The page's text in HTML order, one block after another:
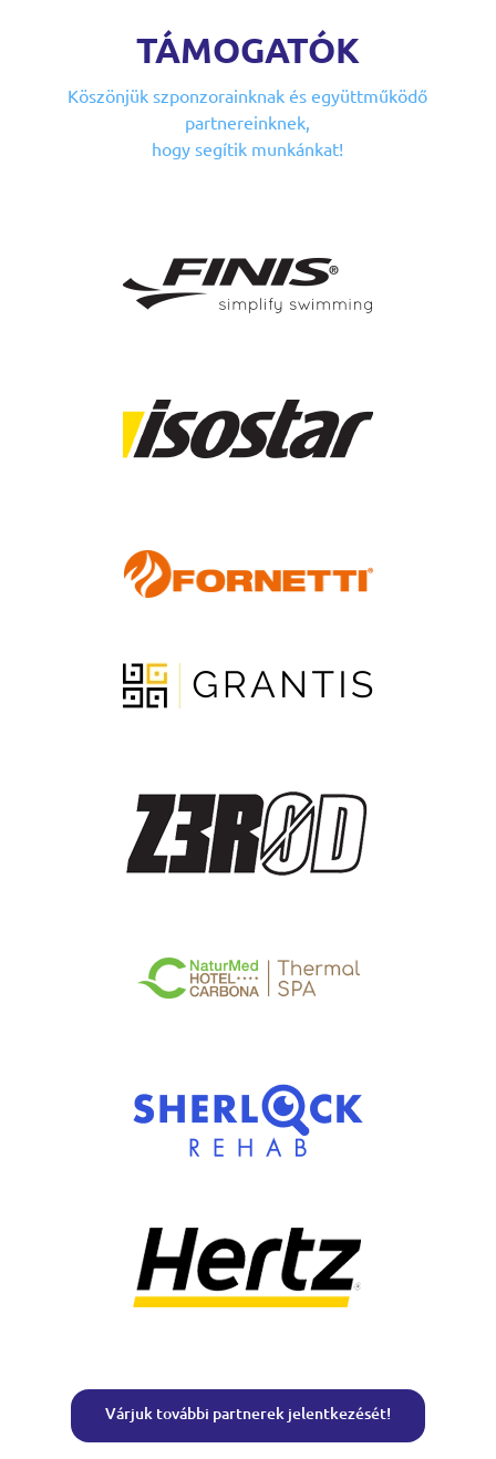
TÁMOGATÓK
Köszönjük szponzorainknakés együttműködő
partnereinknek,
hogy segítik munkánkat!
Várjuk további partnerek jelentkezését!